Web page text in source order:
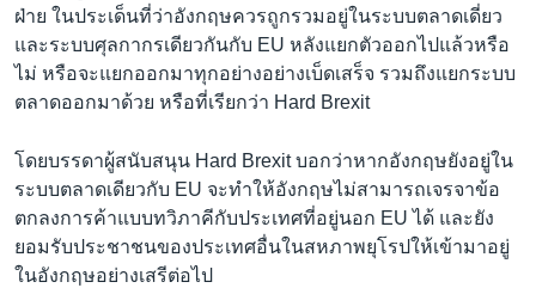
ฝ่าย ในประเด็นที่ว่าอังกฤษควรถูกรวมอยู่ในระบบตลาดเดี่ยว
และระบบศุลกากรเดียวกันกับ EU หลังแยกตัวออกไปแล้วหรือ
ไม่ หรือจะแยกออกมาทุกอย่างอย่างเบ็ดเสร็จ รวมถึงแยกระบบ
ตลาดออกมาด้วย หรือที่เรียกว่า Hard Brexit
โดยบรรดาผู้สนับสนุน Hard Brexit บอกว่าหากอังกฤษยังอยู่ใน
ระบบตลาดเดียวกับ EU จะทำให้อังกฤษไม่สามารถเจรจาข้อ
ตกลงการค้าแบบทวิภาคีกับประเทศที่อยู่นอก EU ได้ และยัง
ยอมรับประชาชนของประเทศอื่นในสหภาพยุโรปให้เข้ามาอยู่
ในอังกฤษอย่างเสรีต่อไป